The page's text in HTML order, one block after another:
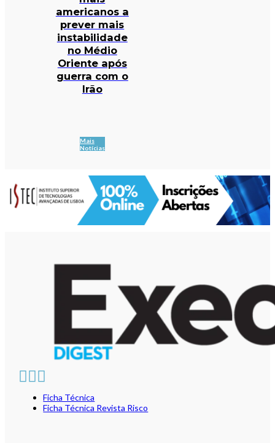
americanos a
prever mais
instabilidade
no Médio
Oriente após
guerra com o
Irão
Mais
Notícias
Ficha Técnica
Ficha Técnica Revista Risco